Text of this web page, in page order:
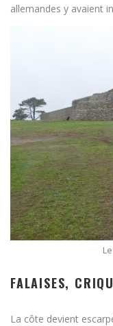
allemandes y avaient
FALAISES,
La côte devient